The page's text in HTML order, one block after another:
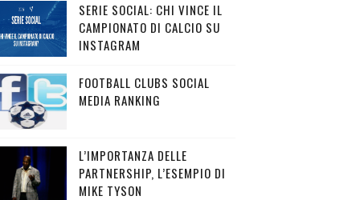
SERIE SOCIAL: CHI VINCE IL
CAMPIONATO DI CALCIO SU
INSTAGRAM
FOOTBALL CLUBS SOCIAL
MEDIA RANKING
L’IMPORTANZA DELLE
PARTNERSHIP, L’ESEMPIO DI
MIKE TYSON